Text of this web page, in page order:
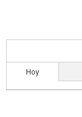
Hoy